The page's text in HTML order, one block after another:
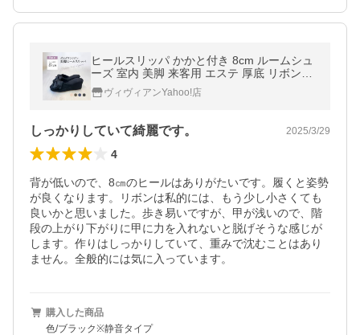
ヒールスリッパ かかと付き 8cm ルームシュ
ーズ 室内 美脚 来客用 エステ 厚底 リボンス
リッパ 入学式 卒業式 お受験 授業参観 ハイ
ヒール 爆買
ヴィヴィアンYahoo!店
しっかりしていて綺麗です。 2025/3/29
4
背が低いので、8㎝のヒールはありがたいです。履くと姿勢
が良くなります。リボンは私的には、もう少し小さくても
良いかと思いました。歩き易いですが、甲が浅いので、階
段の上がり下がりに甲に力を入れないと脱げそうな感じが
します。作りはしっかりしていて、重みで沈むことはあり
ません。全般的には気に入っています。
購入した商品
色/ブラック※静音タイプ